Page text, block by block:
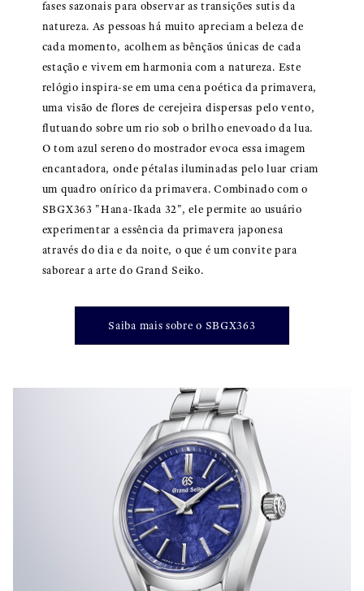
fases sazonais para observar as transições sutis da
natureza. As pessoas há muito apreciam a beleza de
cada momento, acolhem as bênçãos únicas de cada
estação e vivem em harmonia com a natureza. Este
relógio inspira-se em uma cena poética da primavera,
uma visão de flores de cerejeira dispersas pelo vento,
flutuando sobre um rio sob o brilho enevoado da lua.
O tom azul sereno do mostrador evoca essa imagem
encantadora, onde pétalas iluminadas pelo luar criam
um quadro onírico da primavera. Combinado com o
SBGX363 "Hana-Ikada 32", ele permite ao usuário
experimentar a essência da primavera japonesa
através do dia e da noite, o que é um convite para
saborear a arte do Grand Seiko.
Saiba mais sobre o SBGX363